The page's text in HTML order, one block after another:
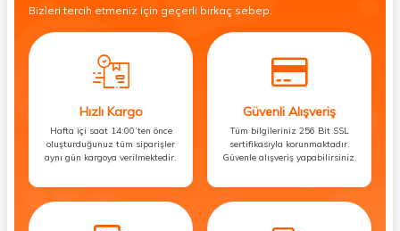
Bizleri tercih etmeniz için geçerli birkaç sebep.
Hızlı Kargo
Hafta içi saat 14:00’ten önce
oluşturduğunuz tüm siparişler
aynı gün kargoya verilmektedir.
Güvenli Alışveriş
Tüm bilgileriniz 256 Bit SSL
sertifikasıyla korunmaktadır.
Güvenle alışveriş yapabilirsiniz.